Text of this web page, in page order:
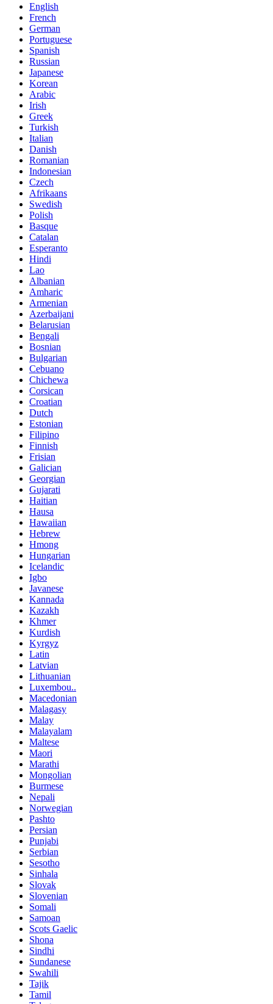
English
French
German
Portuguese
Spanish
Russian
Japanese
Korean
Arabic
Irish
Greek
Turkish
Italian
Danish
Romanian
Indonesian
Czech
Afrikaans
Swedish
Polish
Basque
Catalan
Esperanto
Hindi
Lao
Albanian
Amharic
Armenian
Azerbaijani
Belarusian
Bengali
Bosnian
Bulgarian
Cebuano
Chichewa
Corsican
Croatian
Dutch
Estonian
Filipino
Finnish
Frisian
Galician
Georgian
Gujarati
Haitian
Hausa
Hawaiian
Hebrew
Hmong
Hungarian
Icelandic
Igbo
Javanese
Kannada
Kazakh
Khmer
Kurdish
Kyrgyz
Latin
Latvian
Lithuanian
Luxembou..
Macedonian
Malagasy
Malay
Malayalam
Maltese
Maori
Marathi
Mongolian
Burmese
Nepali
Norwegian
Pashto
Persian
Punjabi
Serbian
Sesotho
Sinhala
Slovak
Slovenian
Somali
Samoan
Scots Gaelic
Shona
Sindhi
Sundanese
Swahili
Tajik
Tamil